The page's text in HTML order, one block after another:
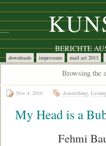
BERICHTE
downloads impressum mail art 2013
Browsing the
Nov 4, 2010 Ausstellung, Lesung
My Head is a
Fehmi